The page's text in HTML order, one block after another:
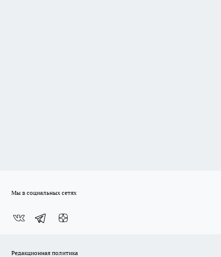
Мы в социальных сетях
Редакционная политика